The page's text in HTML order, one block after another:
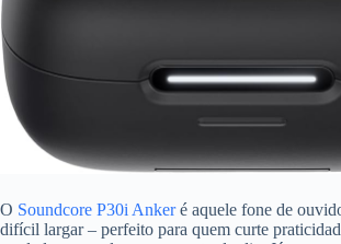
O Soundcore P30i Ankeré aquele fone de
difícil largar – perfeito para quem curte